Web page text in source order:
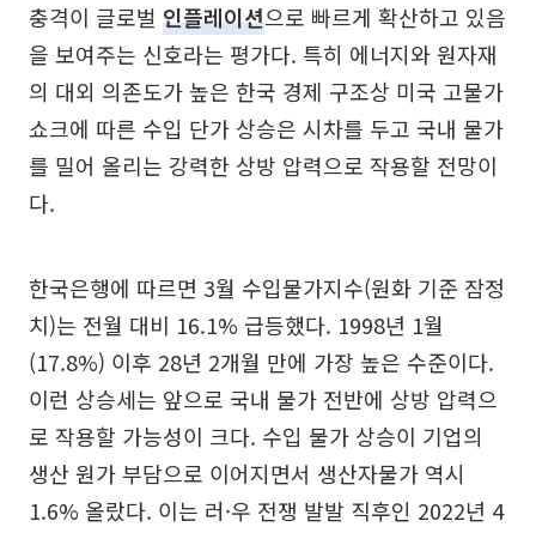
충격이 글로벌 인플레이션으로 빠르게 확산하고 있음
을 보여주는 신호라는 평가다. 특히 에너지와 원자재
의 대외 의존도가 높은 한국 경제 구조상 미국 고물가
쇼크에 따른 수입 단가 상승은 시차를 두고 국내 물가
를 밀어 올리는 강력한 상방 압력으로 작용할 전망이
다.
한국은행에 따르면 3월 수입물가지수(원화 기준 잠정
치)는 전월 대비 16.1% 급등했다. 1998년 1월
(17.8%) 이후 28년 2개월 만에 가장 높은 수준이다.
이런 상승세는 앞으로 국내 물가 전반에 상방 압력으
로 작용할 가능성이 크다. 수입 물가 상승이 기업의
생산 원가 부담으로 이어지면서 생산자물가 역시
1.6% 올랐다. 이는 러·우 전쟁 발발 직후인 2022년 4